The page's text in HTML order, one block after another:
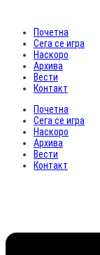
Почетна
Сега се игра
Наскоро
Архива
Вести
Контакт
Почетна
Сега се игра
Наскоро
Архива
Вести
Контакт